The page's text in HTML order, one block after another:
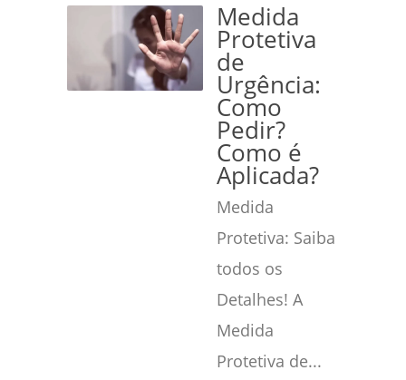
Medida
Protetiva
de
Urgência:
Como
Pedir?
Como é
Aplicada?
Medida
Protetiva: Saiba
todos os
Detalhes! A
Medida
Protetiva de...